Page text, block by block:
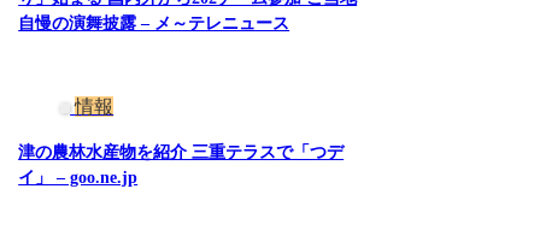
自慢の演舞披露 – メ～テレニュース
情報
津の農林水産物を紹介 三重テラスで「つデ
イ」 – goo.ne.jp